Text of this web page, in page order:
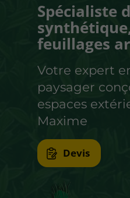
Spécialiste
feuillages
Votre expert
paysager
espaces
Maxime
Devis